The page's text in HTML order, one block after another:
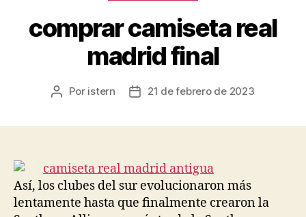
comprar camiseta real
madrid final
Autor
Por istern
Fecha21 de febrero de 2023
Así, los clubes del sur evolucionaron más
lentamente hasta que finalmente crearon la